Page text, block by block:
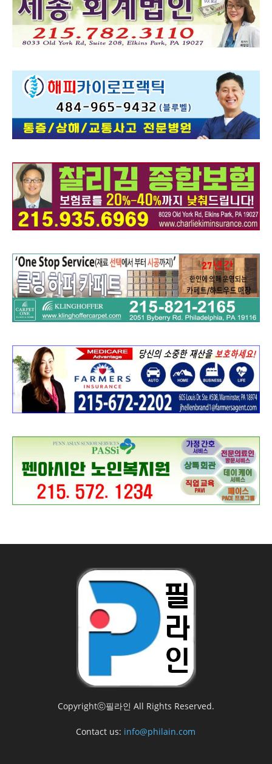
Copyrightⓒ필라인 All Rights Reserved.
Contact us: info@philain.com